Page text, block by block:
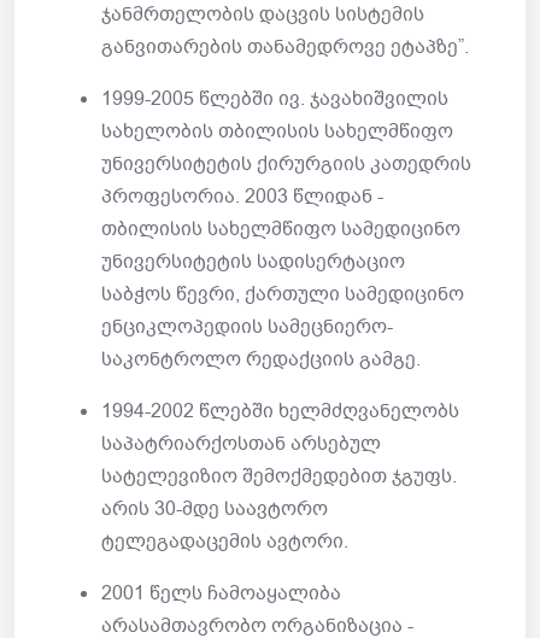
ჯანმრთელობის დაცვის სისტემის
განვითარების თანამედროვე ეტაპზე”.
1999-2005 წლებში ივ. ჯავახიშვილის
სახელობის თბილისის სახელმწიფო
უნივერსიტეტის ქირურგიის კათედრის
პროფესორია. 2003 წლიდან -
თბილისის სახელმწიფო სამედიცინო
უნივერსიტეტის სადისერტაციო
საბჭოს წევრი, ქართული სამედიცინო
ენციკლოპედიის სამეცნიერო-
საკონტროლო რედაქციის გამგე.
1994-2002 წლებში ხელმძღვანელობს
საპატრიარქოსთან არსებულ
სატელევიზიო შემოქმედებით ჯგუფს.
არის 30-მდე საავტორო
ტელეგადაცემის ავტორი.
2001 წელს ჩამოაყალიბა
არასამთავრობო ორგანიზაცია -